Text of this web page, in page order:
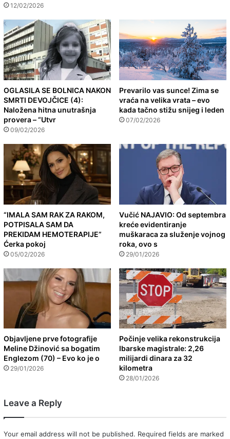
12/02/2026
OGLASILA SE BOLNICA NAKON
SMRTI DEVOJČICE (4):
Naložena hitna unutrašnja
provera – “Utvr
09/02/2026
Prevarilo vas sunce! Zima se
vraća na velika vrata – evo
kada tačno stižu snijeg i leden
07/02/2026
“IMALA SAM RAK ZA RAKOM,
POTPISALA SAM DA
PREKIDAM HEMOTERAPIJE”
Ćerka pokoj
05/02/2026
Vučić NAJAVIO: Od septembra
kreće evidentiranje
muškaraca za služenje vojnog
roka, ovo s
29/01/2026
Objavljene prve fotografije
Meline Džinović sa bogatim
Englezom (70) – Evo ko je o
29/01/2026
Počinje velika rekonstrukcija
Ibarske magistrale: 2,26
milijardi dinara za 32
kilometra
28/01/2026
Leave a Reply
Your email address will not be published. Required fields are marked